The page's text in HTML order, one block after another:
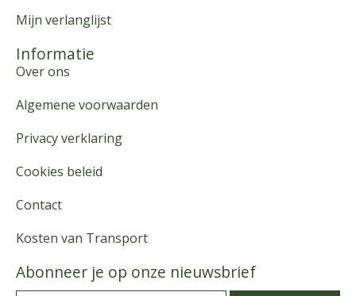
Mijn verlanglijst
Informatie
Over ons
Algemene voorwaarden
Privacy verklaring
Cookies beleid
Contact
Kosten van Transport
Abonneer je op onze nieuwsbrief